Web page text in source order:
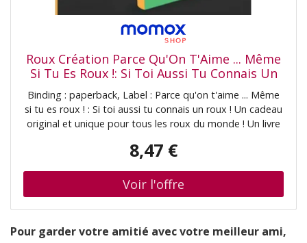
Roux Création Parce Qu'On T'Aime ... Même
Si Tu Es Roux !: Si Toi Aussi Tu Connais Un
Roux ! Un Cadeau Original Et Unique Pour
Tous Les Roux Du Monde ! Un Livre À Offrir !
Collègue Ami Famille
Binding : paperback, Label : Parce qu'on t'aime ... Même
si tu es roux ! : Si toi aussi tu connais un roux ! Un cadeau
original et unique pour tous les roux du monde ! Un livre
numberOfPages : 31, publicationDate : 2021-03-30,
8,47 €
Pour garder votre amitié avec votre meilleur ami,